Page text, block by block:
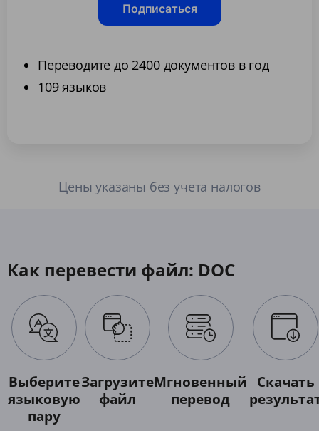
Подписаться
Переводите до 2400 документов в год
109 языков
Цены указаны без учета налогов
Как перевести файл: DOC
Выберите
языковую
пару
Загрузите
файл
Мгновенный
перевод
Скачать